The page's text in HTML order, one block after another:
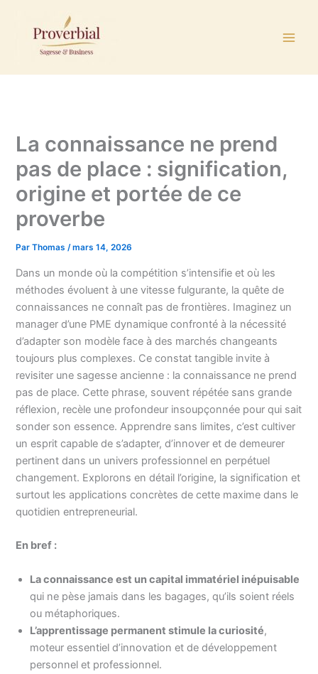
contenu
La connaissance ne prend
pas de place : signification,
origine et portée de ce
proverbe
ParThomas/mars 14, 2026
Dans un monde où la compétition s’intensifie et où les
méthodes évoluent à une vitesse fulgurante, la quête de
connaissances ne connaît pas de frontières. Imaginez un
manager d’une PME dynamique confronté à la nécessité
d’adapter son modèle face à des marchés changeants
toujours plus complexes. Ce constat tangible invite à
revisiter une sagesse ancienne : la connaissance ne prend
pas de place. Cette phrase, souvent répétée sans grande
réflexion, recèle une profondeur insoupçonnée pour qui sait
sonder son essence. Apprendre sans limites, c’est cultiver
un esprit capable de s’adapter, d’innover et de demeurer
pertinent dans un univers professionnel en perpétuel
changement. Explorons en détail l’origine, la signification et
surtout les applications concrètes de cette maxime dans le
quotidien entrepreneurial.
En bref :
La connaissance est un capital immatériel inépuisable
qui ne pèse jamais dans les bagages, qu’ils soient réels
ou métaphoriques.
L’apprentissage permanent stimule la curiosité,
moteur essentiel d’innovation et de développement
personnel et professionnel.